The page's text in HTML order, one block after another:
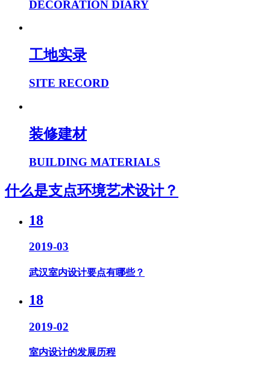
DECORATION DIARY
工地实录
SITE RECORD
装修建材
BUILDING MATERIALS
什么是支点环境艺术设计？
18
2019-03
武汉室内设计要点有哪些？
18
2019-02
室内设计的发展历程